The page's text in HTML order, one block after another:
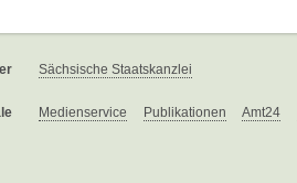
Sächsische Staatskanzlei
Medienservice Publikationen Amt24